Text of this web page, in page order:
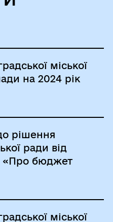
міської
на 2024 рік
рішення
ради від
«Про бюджет
на 2022 рік»
міської